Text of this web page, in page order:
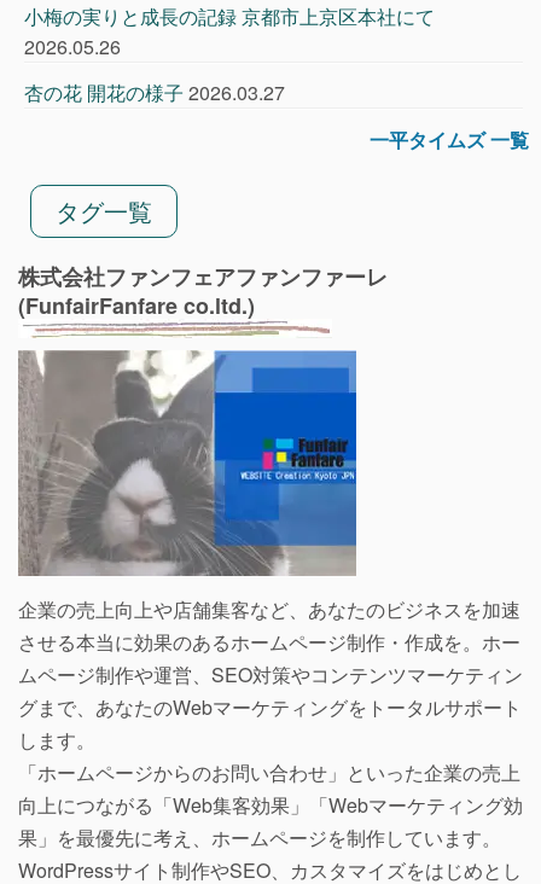
小梅の実りと成長の記録 京都市上京区本社にて
2026.05.26
杏の花 開花の様子 2026.03.27
一平タイムズ 一覧
タグ一覧
株式会社ファンフェアファンファーレ
(FunfairFanfare co.ltd.)
企業の売上向上や店舗集客など、あなたのビジネスを加速
させる本当に効果のあるホームページ制作・作成を。ホー
ムページ制作や運営、SEO対策やコンテンツマーケティン
グまで、あなたのWebマーケティングをトータルサポート
します。
「ホームページからのお問い合わせ」といった企業の売上
向上につながる「Web集客効果」「Webマーケティング効
果」を最優先に考え、ホームページを制作しています。
WordPressサイト制作やSEO、カスタマイズをはじめとし